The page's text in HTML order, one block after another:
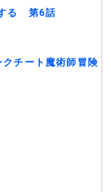
する 第6話
チート魔術師冒険